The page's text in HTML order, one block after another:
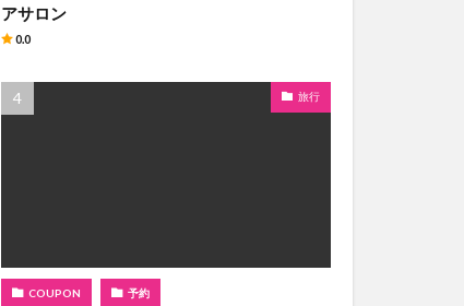
アサロン
0.0
旅行
COUPON 予約